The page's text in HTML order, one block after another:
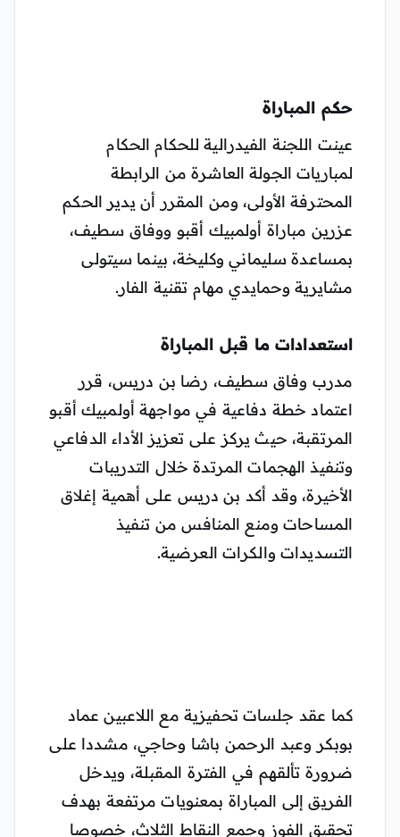
حكم المباراة
عينت اللجنة الفيدرالية للحكام الحكام
لمباريات الجولة العاشرة من الرابطة
المحترفة الأولى، ومن المقرر أن يدير الحكم
عزرين مباراة أولمبيك أقبو ووفاق سطيف،
بمساعدة سليماني وكليخة، بينما سيتولى
مشايرية وحمايدي مهام تقنية الفار.
استعدادات ما قبل المباراة
مدرب وفاق سطيف، رضا بن دريس، قرر
اعتماد خطة دفاعية في مواجهة أولمبيك أقبو
المرتقبة، حيث يركز على تعزيز الأداء الدفاعي
وتنفيذ الهجمات المرتدة خلال التدريبات
الأخيرة، وقد أكد بن دريس على أهمية إغلاق
المساحات ومنع المنافس من تنفيذ
التسديدات والكرات العرضية.
كما عقد جلسات تحفيزية مع اللاعبين عماد
بوبكر وعبد الرحمن باشا وحاجي، مشددا على
ضرورة تألقهم في الفترة المقبلة، ويدخل
الفريق إلى المباراة بمعنويات مرتفعة بهدف
تحقيق الفوز وجمع النقاط الثلاث، خصوصا